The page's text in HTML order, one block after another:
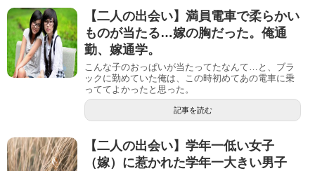
【二人の出会い】満員電車で柔らかい
ものが当たる…嫁の胸だった。俺通
勤、嫁通学。
こんな子のおっぱいが当たってたなんて…と、ブラ
ックに勤めていた俺は、この時初めてあの電車に乗
っててよかったと思った。
記事を読む
【二人の出会い】学年一低い女子
（嫁）に惹かれた学年一大きい男子